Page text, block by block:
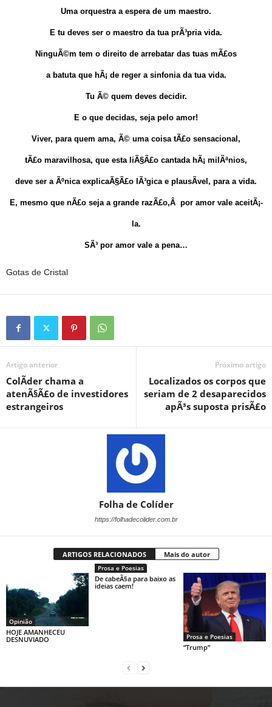
Uma orquestra a espera de um maestro.
E tu deves ser o maestro da tua prÃ³pria vida.
NinguÃ©m tem o direito de arrebatar das tuas mÃ£os
a batuta que hÃ¡ de reger a sinfonia da tua vida.
Tu Ã© quem deves decidir.
E o que decidas, seja pelo amor!
Viver, para quem ama, Ã© uma coisa tÃ£o sensacional,
tÃ£o maravilhosa, que esta liÃ§Ã£o cantada hÃ¡ milÃªnios,
deve ser a Ãºnica explicaÃ§Ã£o lÃ³gica e plausÃ­vel, para a vida.
E, mesmo que nÃ£o seja a grande razÃ£o,Â por amor vale aceitÃ¡-
la.
SÃ³ por amor vale a pena…
Gotas de Cristal
Artigo anterior
ColÃ­der chama a
atenÃ§Ã£o de investidores
estrangeiros
Próximo artigo
Localizados os corpos que
seriam de 2 desaparecidos
apÃ³s suposta prisÃ£o
Folha de Colíder
https://folhadecolider.com.br
ARTIGOS RELACIONADOS Mais do autor
Opinião
HOJE AMANHECEU
DESNUVIADO
Prosa e Poesias
De cabeÃ§a para baixo as
ideias caem!
Prosa e Poesias
“Trump”